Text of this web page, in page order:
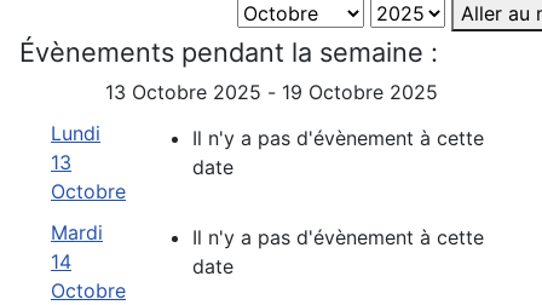
Aller au
Évènements pendant la semaine :
13 Octobre 2025 - 19 Octobre 2025
Lundi
13
Octobre
Il n'y a pas d'évènement à cette
date
Mardi
14
Octobre
Il n'y a pas d'évènement à cette
date